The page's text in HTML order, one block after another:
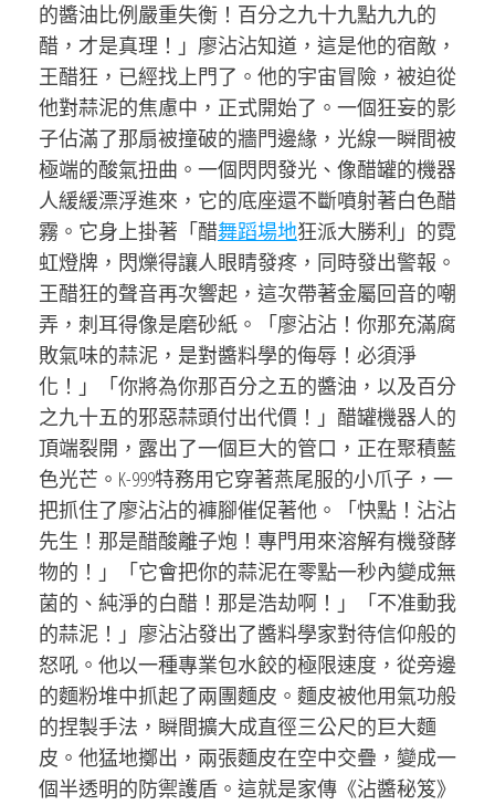
的醬油比例嚴重失衡！百分之九十九點九九的
醋，才是真理！」廖沾沾知道，這是他的宿敵，
王醋狂，已經找上門了。他的宇宙冒險，被迫從
他對蒜泥的焦慮中，正式開始了。一個狂妄的影
子佔滿了那扇被撞破的牆門邊緣，光線一瞬間被
極端的酸氣扭曲。一個閃閃發光、像醋罐的機器
人緩緩漂浮進來，它的底座還不斷噴射著白色醋
霧。它身上掛著「醋舞蹈場地狂派大勝利」的霓
虹燈牌，閃爍得讓人眼睛發疼，同時發出警報。
王醋狂的聲音再次響起，這次帶著金屬回音的嘲
弄，刺耳得像是磨砂紙。「廖沾沾！你那充滿腐
敗氣味的蒜泥，是對醬料學的侮辱！必須淨
化！」「你將為你那百分之五的醬油，以及百分
之九十五的邪惡蒜頭付出代價！」醋罐機器人的
頂端裂開，露出了一個巨大的管口，正在聚積藍
色光芒。K-999特務用它穿著燕尾服的小爪子，一
把抓住了廖沾沾的褲腳催促著他。「快點！沾沾
先生！那是醋酸離子炮！專門用來溶解有機發酵
物的！」「它會把你的蒜泥在零點一秒內變成無
菌的、純淨的白醋！那是浩劫啊！」「不准動我
的蒜泥！」廖沾沾發出了醬料學家對待信仰般的
怒吼。他以一種專業包水餃的極限速度，從旁邊
的麵粉堆中抓起了兩團麵皮。麵皮被他用氣功般
的捏製手法，瞬間擴大成直徑三公尺的巨大麵
皮。他猛地擲出，兩張麵皮在空中交疊，變成一
個半透明的防禦護盾。這就是家傳《沾醬秘笈》